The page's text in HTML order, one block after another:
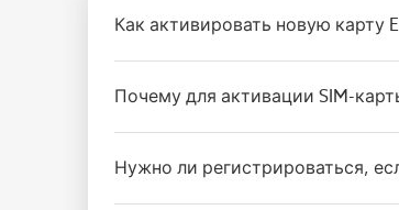
Как активировать новую карту
Почему для активации SIM-
Нужно ли регистрироваться,